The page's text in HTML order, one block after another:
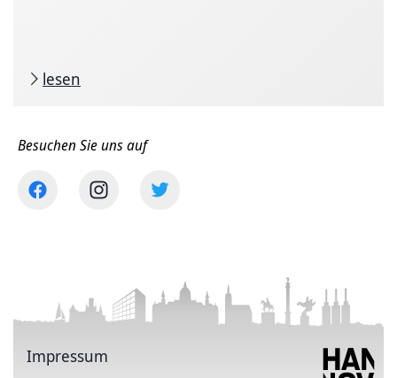
lesen
Besuchen Sie uns auf
Impressum